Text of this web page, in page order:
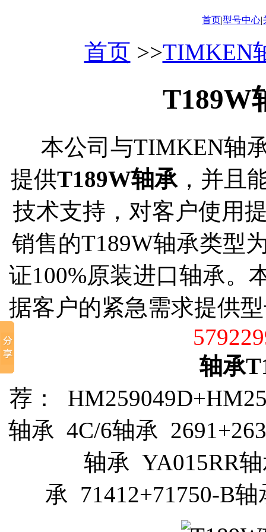
首页|型号中心|
首页 >>TIMKEN
T189W
本公司与TIMKEN轴
提供T189W轴承，并且
技术支持，对客户使用
销售的T189W轴承类型
证100%原装进口轴承。
据客户的紧急需求提供
轴承
荐：
轴承 4C/6轴承
轴承 YA015RR
承 71412+71750-B